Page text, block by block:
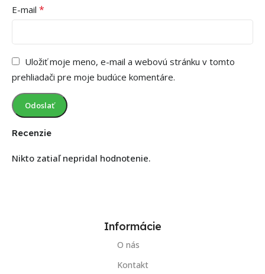
Recenzie
Nikto zatiaľ nepridal hodnotenie.
E-mail *
Uložiť moje meno, e-mail a webovú stránku v tomto
prehliadači pre moje budúce komentáre.
Informácie
O nás
Kontakt